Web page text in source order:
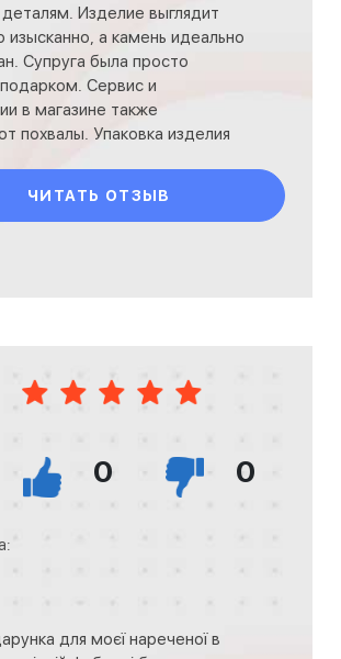
Изделие выглядит
изысканно, а камень идеально
Супруга была просто
Сервис и
в магазине также
похвалы. Упаковка изделия
мо
ЧИТАТЬ ОТЗЫВ
0 0
для моєї нареченої в